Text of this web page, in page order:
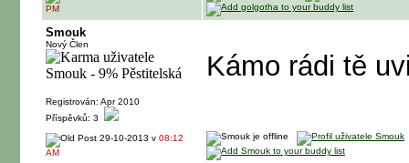
PM
Smouk
Nový Člen
Registrován: Apr 2010
Příspěvků: 3
Kámo rádi tě
29-10-2013 v 08:12
AM